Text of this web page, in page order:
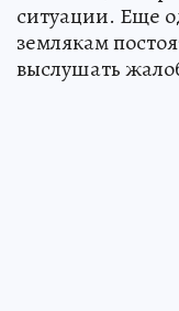
ситуации. Еще
землякам
выслушать